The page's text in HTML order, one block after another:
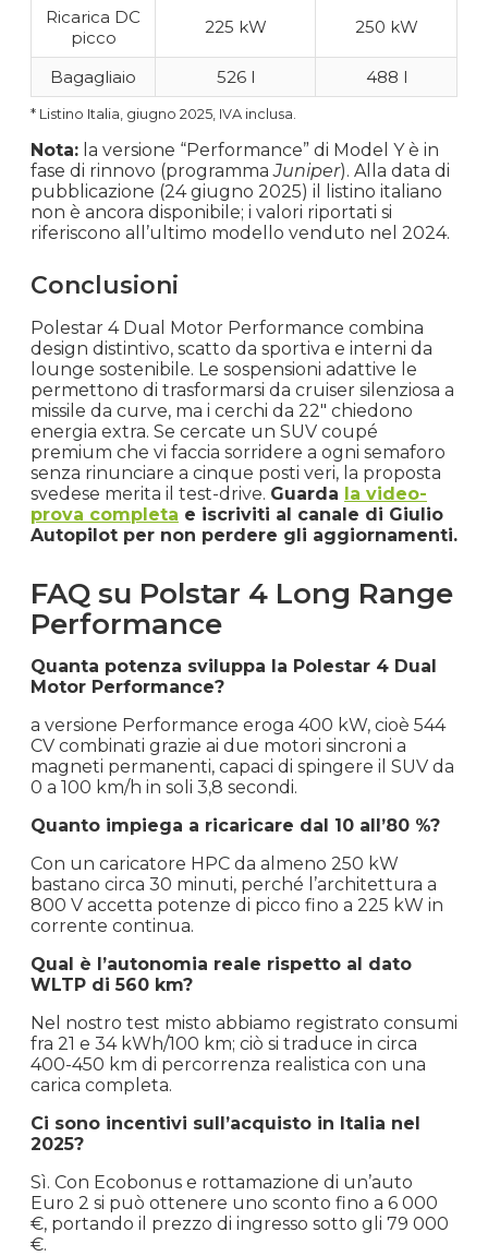
Ricarica DC
picco
225 kW 250 kW
Bagagliaio 526 l 488 l
* Listino Italia, giugno 2025, IVA inclusa.
Nota: la versione “Performance” di Model Y è in
fase di rinnovo (programmaJuniper). Alla data di
pubblicazione (24 giugno 2025) il listino italiano
non è ancora disponibile; i valori riportati si
riferiscono all’ultimo modello venduto nel 2024.
Conclusioni
Polestar 4 Dual Motor Performance combina
design distintivo, scatto da sportiva e interni da
lounge sostenibile. Le sospensioni adattive le
permettono di trasformarsi da cruiser silenziosa a
missile da curve, ma i cerchi da 22″ chiedono
energia extra. Se cercate un SUV coupé
premium che vi faccia sorridere a ogni semaforo
senza rinunciare a cinque posti veri, la proposta
svedese merita il test-drive. Guarda la video-
prova completa e iscriviti al canale di Giulio
Autopilot per non perdere gli aggiornamenti.
FAQ su Polstar 4 Long Range
Performance
Quanta potenza sviluppa la Polestar 4 Dual
Motor Performance?
a versione Performance eroga 400 kW, cioè 544
CV combinati grazie ai due motori sincroni a
magneti permanenti, capaci di spingere il SUV da
0 a 100 km/h in soli 3,8 secondi.
Quanto impiega a ricaricare dal 10 all’80 %?
Con un caricatore HPC da almeno 250 kW
bastano circa 30 minuti, perché l’architettura a
800 V accetta potenze di picco fino a 225 kW in
corrente continua.
Qual è l’autonomia reale rispetto al dato
WLTP di 560 km?
Nel nostro test misto abbiamo registrato consumi
fra 21 e 34 kWh/100 km; ciò si traduce in circa
400-450 km di percorrenza realistica con una
carica completa.
Ci sono incentivi sull’acquisto in Italia nel
2025?
Sì. Con Ecobonus e rottamazione di un’auto
Euro 2 si può ottenere uno sconto fino a 6 000
€, portando il prezzo di ingresso sotto gli 79 000
€.